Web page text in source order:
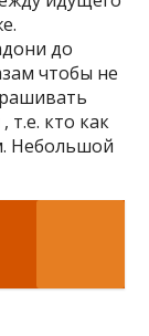
до
чтобы не
т.е. кто как
Небольшой